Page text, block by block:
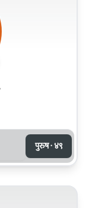
पुरुष · ४९